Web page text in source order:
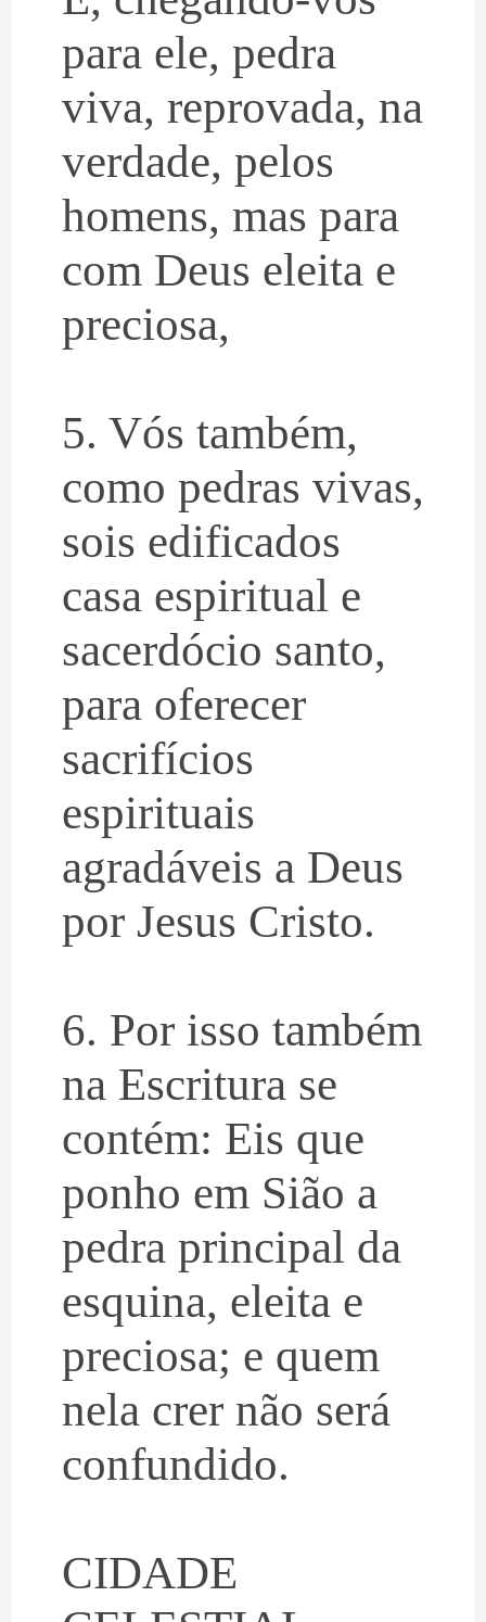
para ele, pedra
viva, reprovada, na
verdade, pelos
homens, mas para
com Deus eleita e
preciosa,
5. Vós também,
como pedras vivas,
sois edificados
casa espiritual e
sacerdócio santo,
para oferecer
sacrifícios
espirituais
agradáveis a Deus
por Jesus Cristo.
6. Por isso também
na Escritura se
contém: Eis que
ponho em Sião a
pedra principal da
esquina, eleita e
preciosa; e quem
nela crer não será
confundido.
CIDADE